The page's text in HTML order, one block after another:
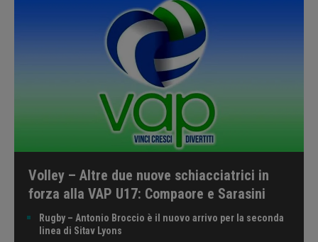
Volley – Altre due nuove schiacciatrici in
forza alla VAP U17: Compaore e Sarasini
Rugby – Antonio Broccio è il nuovo arrivo per la seconda
linea di Sitav Lyons